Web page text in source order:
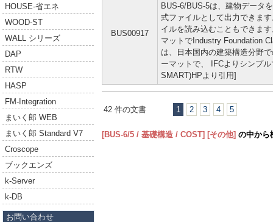
HOUSE-省エネ
WOOD-ST
WALL シリーズ
DAP
RTW
HASP
FM-Integration
まいく郎 WEB
まいく郎 Standard V7
Croscope
ブックエンズ
k-Server
k-DB
お問い合わせ
BUS00917
BUS-6/BUS-5は、建物データ
式ファイルとして出力できま
イルを読み込むこともできま
マットでIndustry Foundation
は、日本国内の建築構造分野
ーマットで、 IFCよりシンプ
SMART)HPより引用]
42 件の文書 1 2 3 4 5
[BUS-6/5 / 基礎構造 / COST] [その他] の中か